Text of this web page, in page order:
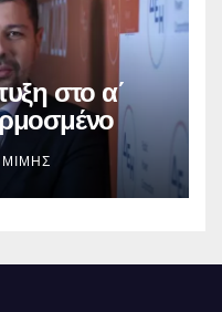
στο α΄